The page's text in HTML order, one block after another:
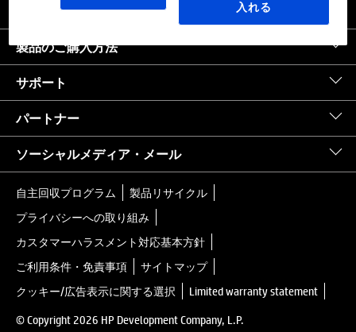
会社情報
製品のご購入方法
サポート
パートナー
ソーシャルメディア・メール
自主回収プログラム
製品リサイクル
プライバシーへの取り組み
カスタマーハラスメント対応基本方針
ご利用条件・免責事項
サイトマップ
クッキー/広告表示に関する選択
Limited warranty statement
© Copyright 2026 HP Development Company, L.P.
入れる